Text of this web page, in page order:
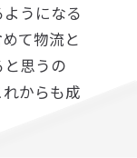
うになる
て物流と
思うの
からも成